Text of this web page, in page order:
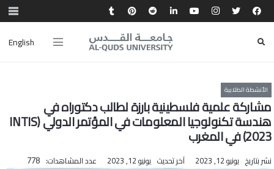
English
الأنشطة الطلابية
مشاركة علمية فلسطينية بارزة لطالب دكتوراه في
هندسة تكنولوجيا المعلومات في المؤتمر الدولي (INTIS
2023) في المغرب
نشر بتاريخ يونيو 12, 2023 آخر تحديث يونيو 12, 2023 عدد المشاهدات: 778